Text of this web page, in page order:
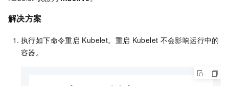
解决方案
执行如下命令重启 Kubelet。重启 Kubelet 不会影响运行中的
容器。